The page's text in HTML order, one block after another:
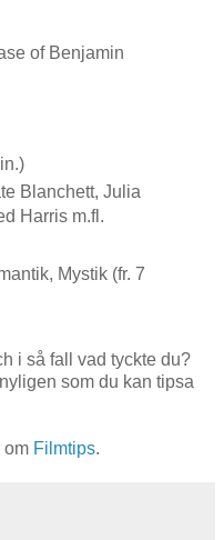
of Benjamin
Blanchett, Julia
Harris m.fl.
Mystik (fr. 7
i så fall vad tyckte du?
som du kan tipsa
om Filmtips.